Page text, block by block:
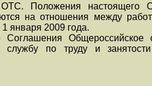
Положения настоящего
на отношения между
января 2009 года.
Общероссийское
службу по труду и